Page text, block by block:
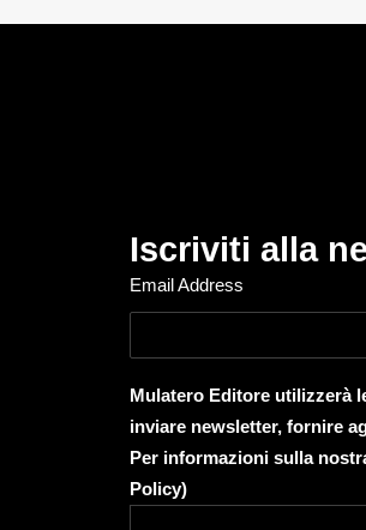
Iscriviti alla
Email Address
Mulatero Editore utilizzerà
inviare newsletter, fornire
Per informazioni sulla
Policy)